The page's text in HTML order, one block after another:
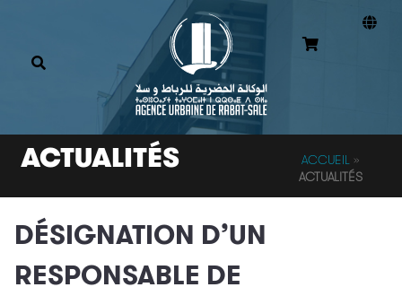
ACTUALITÉS ACCUEIL »
ACTUALITÉS
DÉSIGNATION D’UN
RESPONSABLE DE